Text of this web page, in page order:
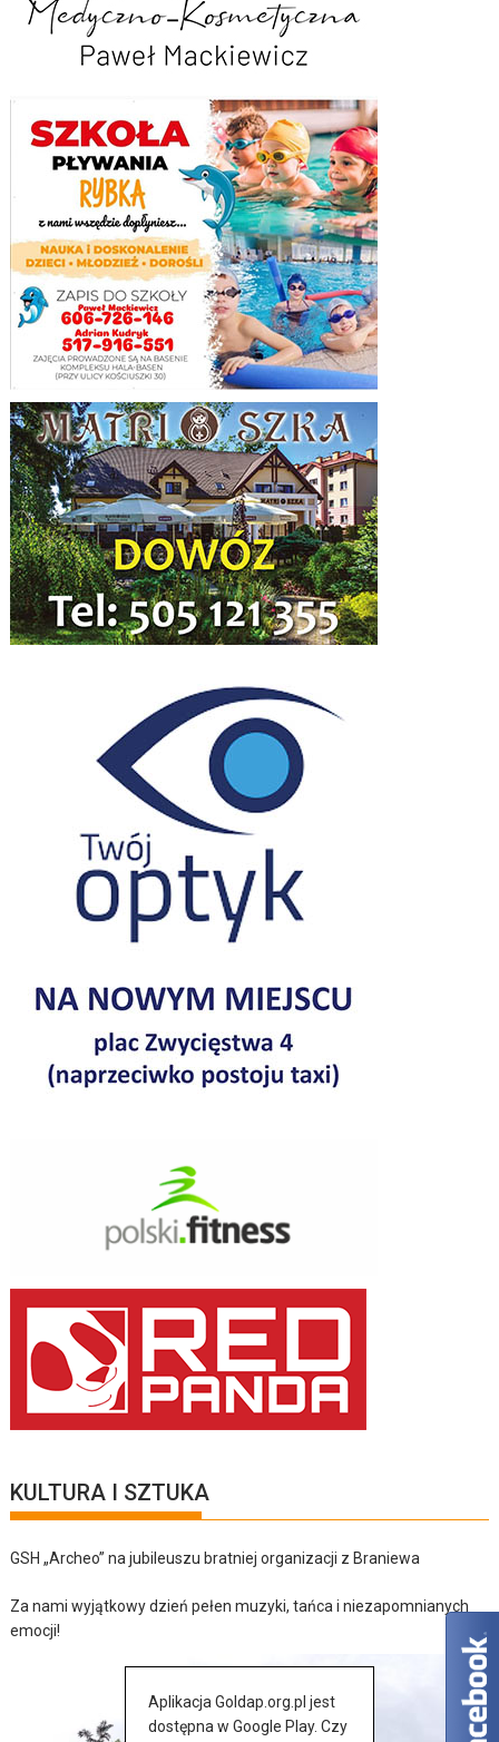
KULTURA I SZTUKA
GSH „Archeo” na jubileuszu bratniej organizacji z Braniewa
Za nami wyjątkowy dzień pełen muzyki, tańca i niezapomnianych
emocji!
Aplikacja Goldap.org.pl jest
dostępna w Google Play. Czy